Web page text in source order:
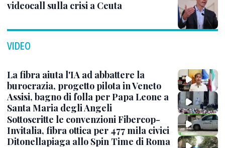
videocall sulla crisi a Ceuta
VIDEO
La fibra aiuta l'IA ad abbattere la
burocrazia, progetto pilota in Veneto
Assisi, bagno di folla per Papa Leone a
Santa Maria degli Angeli
Sottoscritte le convenzioni Fibercop-
Invitalia, fibra ottica per 477 mila civici
Ditonellapiaga allo Spin Time di Roma